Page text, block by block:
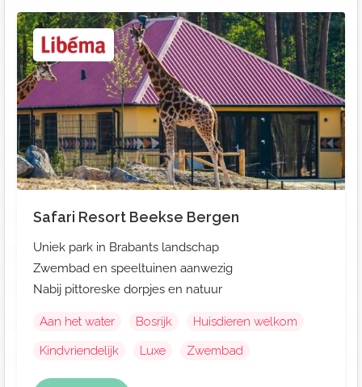
Safari Resort Beekse Bergen
Uniek park in Brabants landschap
Zwembad en speeltuinen aanwezig
Nabij pittoreske dorpjes en natuur
Aan het water Bosrijk
Huisdieren welkom
Kindvriendelijk
Luxe Zwembad